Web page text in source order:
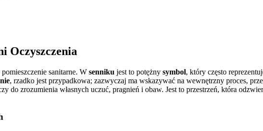
Oczyszczenia
sanitarne. W senniku jest to potężny symbol, który często
, rzadko jest przypadkowa; zazwyczaj ma wskazywać na wewnętrzny proces,
do zrozumienia własnych uczuć, pragnień i obaw. Jest to przestrzeń, która